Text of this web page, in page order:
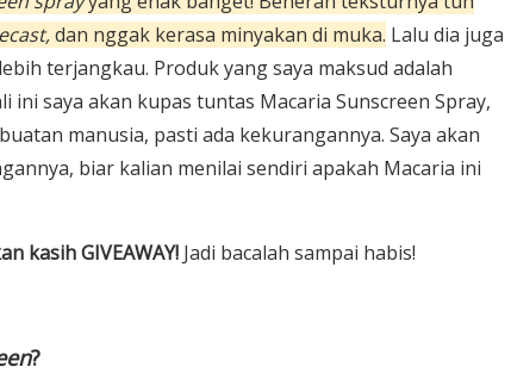
dan nggak kerasa minyakan di muka. Lalu dia juga
terjangkau. Produk yang saya maksud adalah
ini saya akan kupas tuntas Macaria Sunscreen Spray,
manusia, pasti ada kekurangannya. Saya akan
biar kalian menilai sendiri apakah Macaria ini
kasih GIVEAWAY! Jadi bacalah sampai habis!
?